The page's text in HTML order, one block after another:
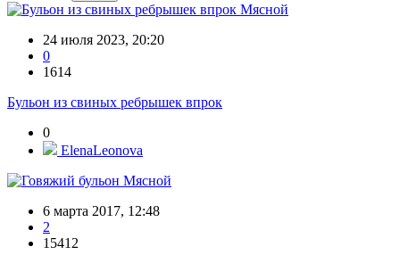
Мясной
24 июля 2023, 20:20
0
1614
Бульон из свиных ребрышек впрок
0
ElenaLeonova
Мясной
6 марта 2017, 12:48
2
15412